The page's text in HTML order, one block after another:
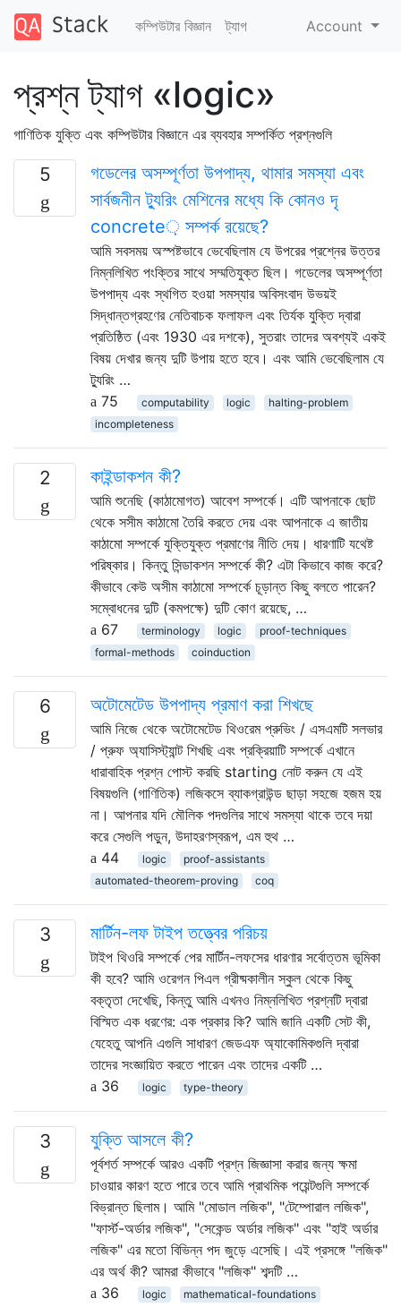
কম্পিউটার বিজ্ঞান ট্যাগ Account
প্রশ্ন ট্যাগ «logic»
গাণিতিক যুক্তি এবং কম্পিউটার বিজ্ঞানে এর ব্যবহার সম্পর্কিত প্রশ্নগুলি
5
গডেলের অসম্পূর্ণতা উপপাদ্য, থামার সমস্যা এবং
সার্বজনীন ট্যুরিং মেশিনের মধ্যে কি কোনও দৃ
concrete় সম্পর্ক রয়েছে?
আমি সবসময় অস্পষ্টভাবে ভেবেছিলাম যে উপরের প্রশ্নের উত্তর
নিম্নলিখিত পংক্তির সাথে সম্মতিযুক্ত ছিল। গডেলের অসম্পূর্ণতা
উপপাদ্য এবং স্থগিত হওয়া সমস্যার অবিসংবাদ উভয়ই
সিদ্ধান্তগ্রহণের নেতিবাচক ফলাফল এবং তির্যক যুক্তি দ্বারা
প্রতিষ্ঠিত (এবং 1930 এর দশকে), সুতরাং তাদের অবশ্যই একই
বিষয় দেখার জন্য দুটি উপায় হতে হবে। এবং আমি ভেবেছিলাম যে
ট্যুরিং …
75
computability logic
halting-problem
incompleteness
2 কাইন্ডাকশন কী?
আমি শুনেছি (কাঠামোগত) আবেশ সম্পর্কে। এটি আপনাকে ছোট
থেকে সসীম কাঠামো তৈরি করতে দেয় এবং আপনাকে এ জাতীয়
কাঠামো সম্পর্কে যুক্তিযুক্ত প্রমাণের নীতি দেয়। ধারণাটি যথেষ্ট
পরিষ্কার। কিন্তু সিন্ডাকশন সম্পর্কে কী? এটা কিভাবে কাজ করে?
কীভাবে কেউ অসীম কাঠামো সম্পর্কে চূড়ান্ত কিছু বলতে পারেন?
সম্বোধনের দুটি (কমপক্ষে) দুটি কোণ রয়েছে, …
67
terminology logic
proof-techniques
formal-methods
coinduction
6 অটোমেটেড উপপাদ্য প্রমাণ করা শিখছে
আমি নিজে থেকে অটোমেটেড থিওরেম প্রুভিং / এসএমটি সলভার
/ প্রুফ অ্যাসিস্ট্যান্ট শিখছি এবং প্রক্রিয়াটি সম্পর্কে এখানে
ধারাবাহিক প্রশ্ন পোস্ট করছি starting নোট করুন যে এই
বিষয়গুলি (গাণিতিক) লজিকসে ব্যাকগ্রাউন্ড ছাড়া সহজে হজম হয়
না। আপনার যদি মৌলিক পদগুলির সাথে সমস্যা থাকে তবে দয়া
করে সেগুলি পড়ুন, উদাহরণস্বরূপ, এম হুথ …
44
logic
proof-assistants
automated-theorem-proving
coq
3 মার্টিন-লফ টাইপ তত্ত্বের পরিচয়
টাইপ থিওরি সম্পর্কে পের মার্টিন-লফসের ধারণার সর্বোত্তম ভূমিকা
কী হবে? আমি ওরেগন পিএল গ্রীষ্মকালীন স্কুল থেকে কিছু
বক্তৃতা দেখেছি, কিন্তু আমি এখনও নিম্নলিখিত প্রশ্নটি দ্বারা
বিস্মিত এক ধরণের: এক প্রকার কি? আমি জানি একটি সেট কী,
যেহেতু আপনি এগুলি সাধারণ জেডএফ অ্যাকোমিকগুলি দ্বারা
তাদের সংজ্ঞায়িত করতে পারেন এবং তাদের একটি …
36
logic type-theory
3 যুক্তি আসলে কী?
পূর্বশর্ত সম্পর্কে আরও একটি প্রশ্ন জিজ্ঞাসা করার জন্য ক্ষমা
চাওয়ার কারণ হতে পারে তবে আমি প্রাথমিক পয়েন্টগুলি সম্পর্কে
বিভ্রান্ত ছিলাম। আমি "মোডাল লজিক", "টেম্পোরাল লজিক",
"ফার্স্ট-অর্ডার লজিক", "সেকেন্ড অর্ডার লজিক" এবং "হাই অর্ডার
লজিক" এর মতো বিভিন্ন পদ জুড়ে এসেছি। এই প্রসঙ্গে "লজিক"
এর অর্থ কী? আমরা কীভাবে "লজিক" শব্দটি …
36
logic mathematical-foundations